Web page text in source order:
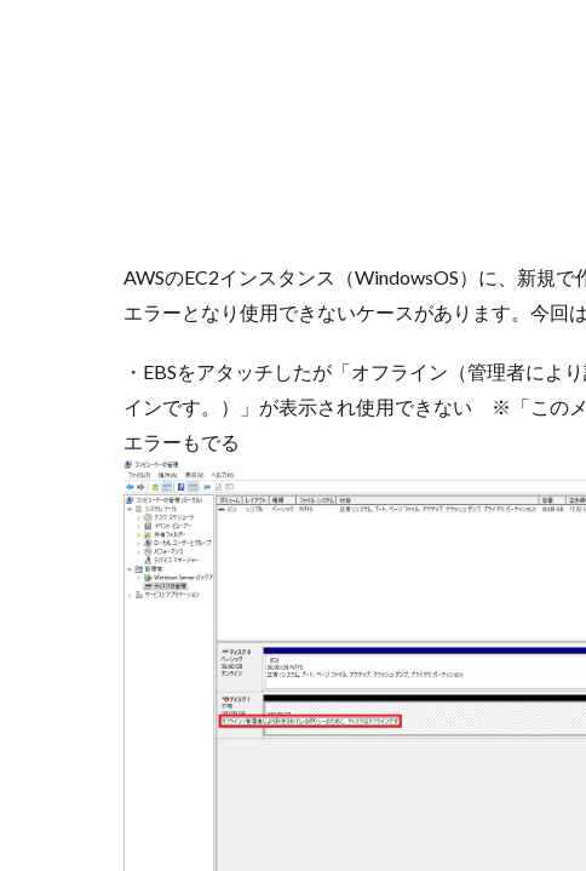
AWSのEC2インスタンス（WindowsOS）に、新規
エラーとなり使用できないケースがあります。今回
・EBSをアタッチしたが「オフライン（管理者によ
インです。）」が表示され使用できない ※「この
エラーもでる